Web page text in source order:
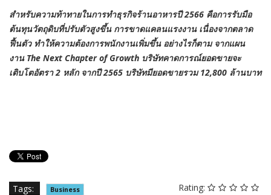
สำหรับความท้าทายในการทำธุรกิจร้านอาหารปี 2566 คือการรับมือ
ต้นทุนวัตถุดิบที่ปรับตัวสูงขึ้น การขาดแคลนแรงงาน เนื่องจากตลาด
ฟื้นตัว ทำให้ความต้องการพนักงานเพิ่มขึ้น อย่างไรก็ตาม จากแผน
งาน The Next Chapter of Growth บริษัทคาดการณ์ยอดขายจะ
เติบโตอัตรา 2 หลัก จากปี 2565 บริษัทมียอดขายรวม 12,800 ล้านบาท
Tags: Business Rating: